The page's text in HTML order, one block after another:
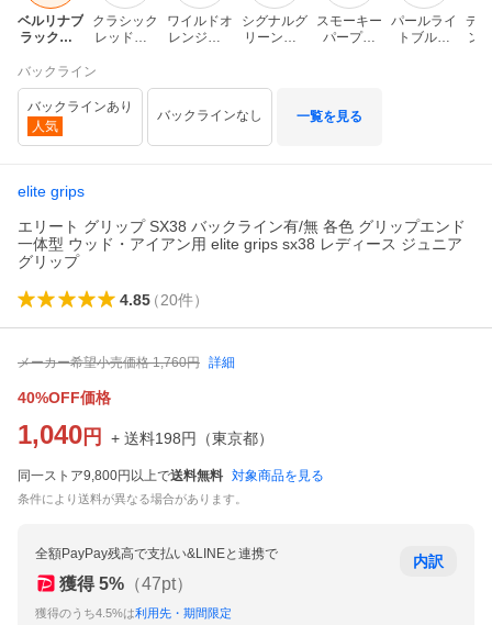
ベルリナブ
ラック（B
クラシック
レッド（C
ワイルドオ
レンジ（W
シグナルグ
リーン（S
スモーキー
パープル
パールライ
トブルー
デ
ン
バックライン
バックラインあり
人気
バックラインなし 一覧を見る
elite grips
エリート グリップ SX38 バックライン有/無 各色 グリップエンド
一体型 ウッド・アイアン用 elite grips sx38 レディース ジュニア
グリップ
4.85（20件）
メーカー希望小売価格 1,760円 詳細
40%OFF価格
1,040 円 + 送料198円 （東京都）
同一ストア9,800円以上で送料無料 対象商品を見る
条件により送料が異なる場合があります。
全額PayPay残高で支払い&LINEと連携で
獲得 5% （47pt）
獲得のうち4.5%は利用先・期間限定
内訳